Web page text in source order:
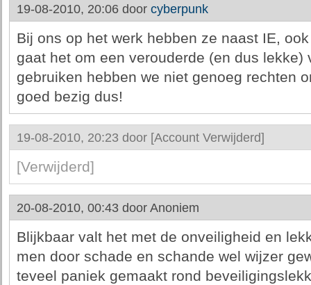
19-08-2010, 20:06 door cyberpunk
Bij ons op het werk hebben ze naast IE,
gaat het om een verouderde (en dus lekke)
gebruiken hebben we niet genoeg rechten
goed bezig dus!
19-08-2010, 20:23 door [Account Verwijderd]
[Verwijderd]
20-08-2010, 00:43 door Anoniem
Blijkbaar valt het met de onveiligheid en
men door schade en schande wel wijzer
teveel paniek gemaakt rond